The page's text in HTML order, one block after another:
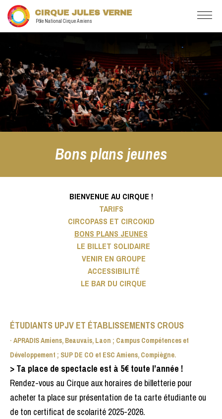
CIRQUE JULES VERNE
Pôle National Cirque Amiens
Bons plans jeunes
BIENVENUE AU CIRQUE !
TARIFS
CIRCOPASS ET CIRCOKID
BONS PLANS JEUNES
LE BILLET SOLIDAIRE
VENIR EN GROUPE
ACCESSIBILITÉ
LE BAR DU CIRQUE
ÉTUDIANTS UPJV ET ÉTABLISSEMENTS CROUS
· APRADIS Amiens, Beauvais, Laon ; Campus Compétences et
Développement ; SUP DE CO et ESC Amiens, Compiègne.
> Ta place de spectacle est à 5€ toute l’année !
Rendez-vous au Cirque aux horaires de billetterie pour
acheter ta place sur présentation de ta carte étudiante ou
de ton certificat de scolarité 2025-2026.